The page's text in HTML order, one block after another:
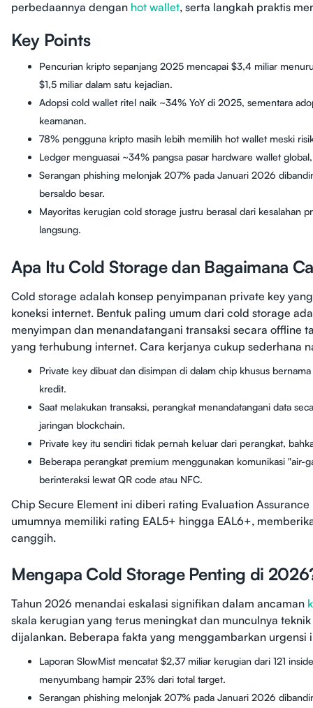
perbedaannya dengan hot wallet, serta langkah praktis
Key Points
Pencurian kripto sepanjang 2025 mencapai $3,4 miliar
$1,5 miliar dalam satu kejadian.
Adopsi cold wallet ritel naik ~34% YoY di 2025, sementara
keamanan.
78% pengguna kripto masih lebih memilih hot wallet meski
Ledger menguasai ~34% pangsa pasar hardware wallet
Serangan phishing melonjak 207% pada Januari 2026
bersaldo besar.
Mayoritas kerugian cold storage justru berasal dari kesalahan
langsung.
Apa Itu Cold Storage dan Bagaimana
Cold storage adalah konsep penyimpanan private key
koneksi internet. Bentuk paling umum dari cold storage
menyimpan dan menandatangani transaksi secara offline
yang terhubung internet. Cara kerjanya cukup sederhana
Private key dibuat dan disimpan di dalam chip khusus
kredit.
Saat melakukan transaksi, perangkat menandatangani data
jaringan blockchain.
Private key itu sendiri tidak pernah keluar dari perangkat,
Beberapa perangkat premium menggunakan komunikasi "air-
berinteraksi lewat QR code atau NFC.
Chip Secure Element ini diberi rating Evaluation
umumnya memiliki rating EAL5+ hingga EAL6+,
canggih.
Mengapa Cold Storage Penting di
Tahun 2026 menandai eskalasi signifikan dalam ancaman
skala kerugian yang terus meningkat dan munculnya
dijalankan. Beberapa fakta yang menggambarkan urgensi
Laporan SlowMist mencatat $2,37 miliar kerugian dari 121
menyumbang hampir 23% dari total target.
Serangan phishing melonjak 207% pada Januari 2026